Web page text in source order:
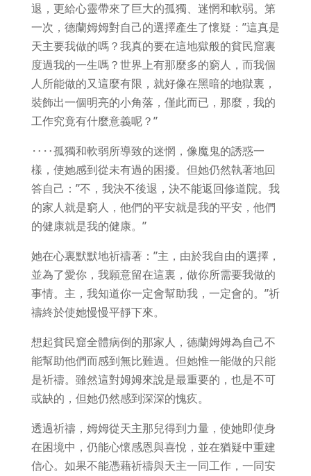
退，更給心靈帶來了巨大的孤獨、迷惘和軟弱。第
一次，德蘭姆姆對自己的選擇產生了懷疑：”這真是
天主要我做的嗎？我真的要在這地獄般的貧民窟裏
度過我的一生嗎？世界上有那麼多的窮人，而我個
人所能做的又這麼有限，就好像在黑暗的地獄裏，
裝飾出一個明亮的小角落，僅此而已，那麼，我的
工作究竟有什麼意義呢？”
‥‥孤獨和軟弱所導致的迷惘，像魔鬼的誘惑一
樣，使她感到從未有過的困擾。但她仍然執著地回
答自己：”不，我決不後退，決不能返回修道院。我
的家人就是窮人，他們的平安就是我的平安，他們
的健康就是我的健康。”
她在心裏默默地祈禱著：”主，由於我自由的選擇，
並為了愛你，我願意留在這裏，做你所需要我做的
事情。主，我知道你一定會幫助我，一定會的。”祈
禱終於使她慢慢平靜下來。
想起貧民窟全體病倒的那家人，德蘭姆姆為自己不
能幫助他們而感到無比難過。但她惟一能做的只能
是祈禱。雖然這對姆姆來說是最重要的，也是不可
或缺的，但她仍然感到深深的愧疚。
透過祈禱，姆姆從天主那兒得到力量，使她即使身
在困境中，仍能心懷感恩與喜悅，並在猶疑中重建
信心。如果不能憑藉祈禱與天主一同工作，一同安